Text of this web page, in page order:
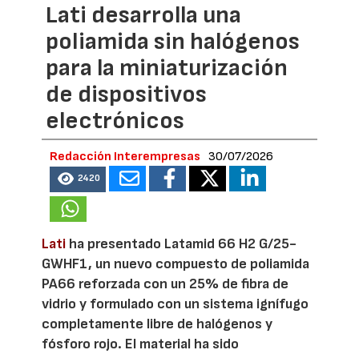
Lati desarrolla una
poliamida sin halógenos
para la miniaturización
de dispositivos
electrónicos
Redacción Interempresas 30/07/2026
2420
Lati ha presentado Latamid 66 H2 G/25-
GWHF1, un nuevo compuesto de poliamida
PA66 reforzada con un 25% de fibra de
vidrio y formulado con un sistema ignífugo
completamente libre de halógenos y
fósforo rojo. El material ha sido